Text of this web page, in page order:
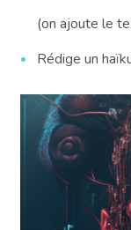
(on ajoute le
Rédige un